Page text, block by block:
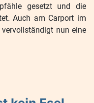
gesetzt und die
Auch am Carport im
nun eine